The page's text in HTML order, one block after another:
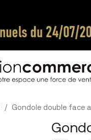
Gondole double face